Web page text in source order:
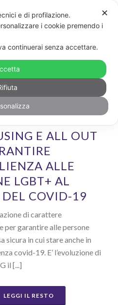
E ALL OUT
ALLE
LGBT+ AL
COVID-19
di carattere
per garantire alle persone
sicura in cui stare anche in
covid-19. E’ l’evoluzione di
il [...]
LEGGI IL RESTO
✕
e di profilazione.
i cookie premendo i
continuerai senza accettare.